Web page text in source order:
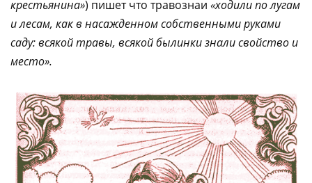
крестьянина») пишет что травознаи «ходили по лугам
и лесам, как в насажденном собственными руками
саду: всякой травы, всякой былинки знали свойство и
место».